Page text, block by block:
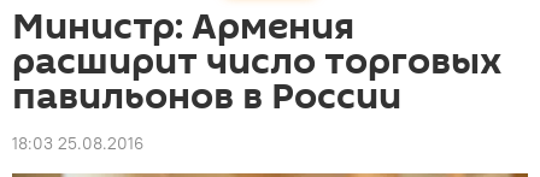
Министр: Армения
расширит число торговых
павильонов в России
18:03 25.08.2016